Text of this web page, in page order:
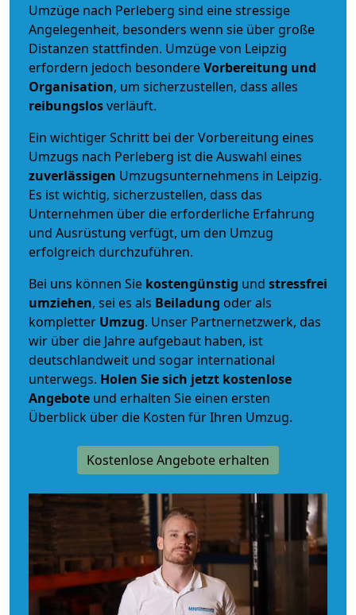
Umzüge nach Perleberg sind eine stressige
Angelegenheit, besonders wenn sie über große
Distanzen stattfinden. Umzüge von Leipzig
erfordern jedoch besondereVorbereitung und
Organisation, um sicherzustellen, dass alles
reibungslosverläuft.
Ein wichtiger Schritt bei der Vorbereitung eines
Umzugs nach Perleberg ist die Auswahl eines
zuverlässigen Umzugsunternehmens in Leipzig.
Es ist wichtig, sicherzustellen, dass das
Unternehmen über die erforderliche Erfahrung
und Ausrüstung verfügt, um den Umzug
erfolgreich durchzuführen.
Bei uns können Sie kostengünstig und stressfrei
umziehen, sei es als Beiladung oder als
kompletter Umzug. Unser Partnernetzwerk, das
wir über die Jahre aufgebaut haben, ist
deutschlandweit und sogar international
unterwegs. Holen Sie sich jetzt kostenlose
Angebote und erhalten Sie einen ersten
Überblick über die Kosten für Ihren Umzug.
Kostenlose Angebote erhalten